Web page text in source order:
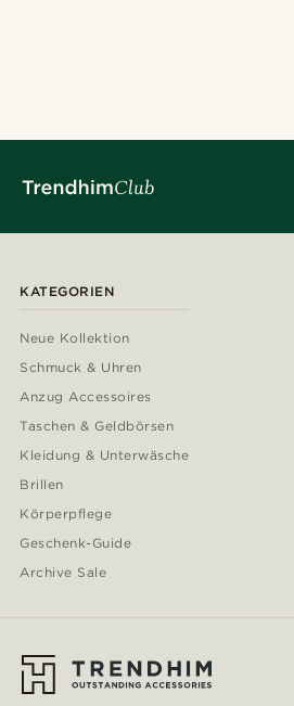
KATEGORIEN
Neue Kollektion
Schmuck & Uhren
Anzug Accessoires
Taschen & Geldbörsen
Kleidung & Unterwäsche
Brillen
Körperpflege
Geschenk-Guide
Archive Sale